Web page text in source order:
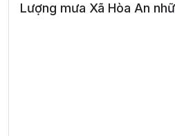
Lượng mưa Xã Hòa An